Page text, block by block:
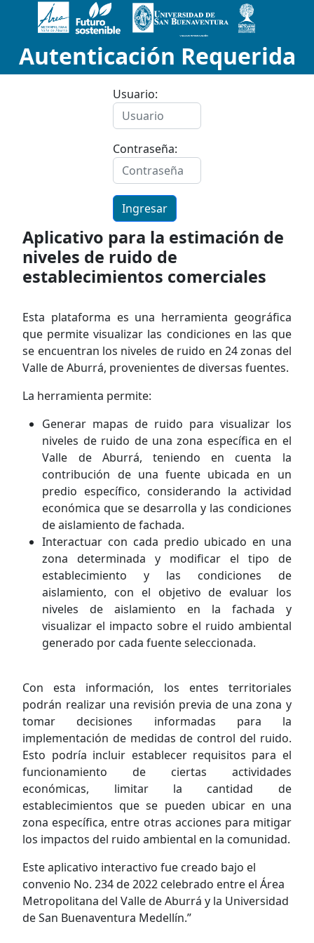
Autenticación Requerida
Usuario:
Contraseña:
Ingresar
Aplicativo para la estimación de
niveles de ruido de
establecimientos comerciales
Esta plataforma es una herramienta geográfica
que permite visualizar las condiciones en las que
se encuentran los niveles de ruido en 24 zonas del
Valle de Aburrá, provenientes de diversas fuentes.
La herramienta permite:
Generar mapas de ruido para visualizar los
niveles de ruido de una zona específica en el
Valle de Aburrá, teniendo en cuenta la
contribución de una fuente ubicada en un
predio específico, considerando la actividad
económica que se desarrolla y las condiciones
de aislamiento de fachada.
Interactuar con cada predio ubicado en una
zona determinada y modificar el tipo de
establecimiento y las condiciones de
aislamiento, con el objetivo de evaluar los
niveles de aislamiento en la fachada y
visualizar el impacto sobre el ruido ambiental
generado por cada fuente seleccionada.
Con esta información, los entes territoriales
podrán realizar una revisión previa de una zona y
tomar decisiones informadas para la
implementación de medidas de control del ruido.
Esto podría incluir establecer requisitos para el
funcionamiento de ciertas actividades
económicas, limitar la cantidad de
establecimientos que se pueden ubicar en una
zona específica, entre otras acciones para mitigar
los impactos del ruido ambiental en la comunidad.
Este aplicativo interactivo fue creado bajo el
convenio No. 234 de 2022 celebrado entre el Área
Metropolitana del Valle de Aburrá y la Universidad
de San Buenaventura Medellín.”